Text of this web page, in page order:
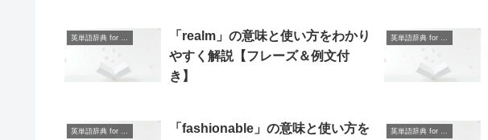
「realm」の意味と使い方をわかり
やすく解説【フレーズ＆例文付
き】
「fashionable」の意味と使い方を